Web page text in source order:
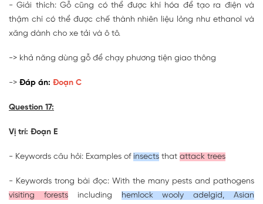
- Giải thích: Gỗ cũng có thể được khí hóa để tạo ra điện và
thậm chí có thể được chế thành nhiên liệu lỏng như ethanol và
xăng dành cho xe tải và ô tô.
-> khả năng dùng gỗ để chạy phương tiện giao thông
-> Đáp án: Đoạn C
Question 17:
Vị trí: Đoạn E
- Keywords câu hỏi: Examples of insects that attack trees
- Keywords trong bài đọc: With the many pests and pathogens
visiting forestsincluding
hemlock wooly adelgid, Asian